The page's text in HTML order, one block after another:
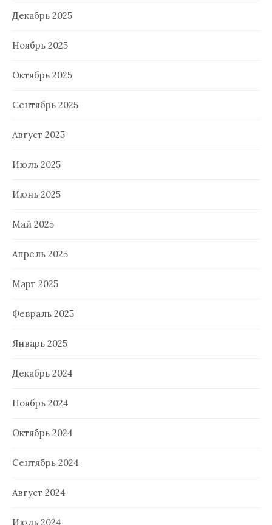
Декабрь 2025
Ноябрь 2025
Октябрь 2025
Сентябрь 2025
Август 2025
Июль 2025
Июнь 2025
Май 2025
Апрель 2025
Март 2025
Февраль 2025
Январь 2025
Декабрь 2024
Ноябрь 2024
Октябрь 2024
Сентябрь 2024
Август 2024
Июль 2024